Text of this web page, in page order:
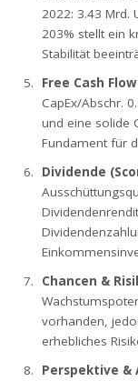
2022: 3.43 Mrd.
203% stellt ein
Stabilität
Free Cash
CapEx/Abschr.
und eine solide
Fundament für
Dividende
Chancen &
vorhanden,
erhebliches
Perspektive &